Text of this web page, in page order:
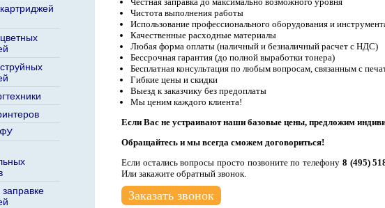
Чистота выполнения работы
Использование профессионального оборудования и
Качественные расходные материалы
Любая форма оплаты (наличный и безналичный расчет с НДС)
Бессрочная гарантия (до полной выработки тонера)
Бесплатная консультация по любым вопросам, связанным с
Гибкие цены и скидки
Выезд к заказчику без предоплаты
Мы ценим каждого клиента!
Если Вас не устраивают наши базовые цены, предложим
Обращайтесь и мы всегда сможем договориться!
Если остались вопросы просто позвоните по телефону 8 (495)
Или закажите обратный звонок.
Заказать звонок